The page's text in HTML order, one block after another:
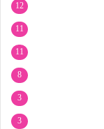
12
11
11
8
3
3